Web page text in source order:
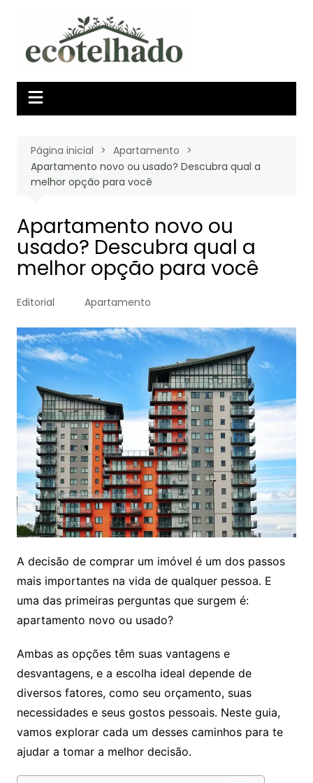
conteúdo
Página inicial
Apartamento
Apartamento novo ou usado? Descubra qual a
melhor opção para você
Apartamento novo ou
usado? Descubra qual a
melhor opção para você
Editorial Apartamento
A decisão de comprar um imóvel é um dos passos
mais importantes na vida de qualquer pessoa. E
uma das primeiras perguntas que surgem é:
apartamento novo ou usado?
Ambas as opções têm suas vantagens e
desvantagens, e a escolha ideal depende de
diversos fatores, como seu orçamento, suas
necessidades e seus gostos pessoais. Neste guia,
vamos explorar cada um desses caminhos para te
ajudar a tomar a melhor decisão.